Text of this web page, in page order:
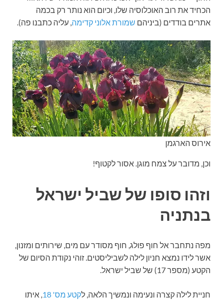
הכחיד את רוב האוכלוסיה שלו, וכיום הוא נותר רק בכמה
אתרים בודדים (ביניהם שמורת אלוני קדימה , עליה כתבנו פה).
אירוס הארגמן
וכן, מדובר על צמח מוגן. אסור לקטוף!
וזהו סופו של שביל ישראל
בנתניה
מפה נתחבר אל חוף פולג, חוף מסודר עם מים, שירותים ומזנון,
אשר לידו נמצא חניון לילה לשביליסטים. זוהי נקודת הסיום של
הקטע (מספר 17) של שביל ישראל.
חניית לילה קצרה ונעימה ונמשיך הלאה, לקטע מס' 18
, איתו